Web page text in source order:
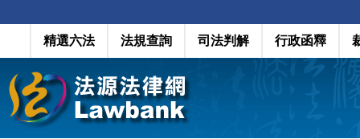
精選六法 法規查詢 司法判解 行政函釋